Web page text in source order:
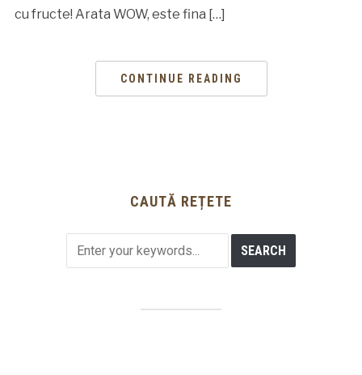
cu fructe! Arata WOW, este fina […]
CONTINUE READING
CAUTĂ REȚETE